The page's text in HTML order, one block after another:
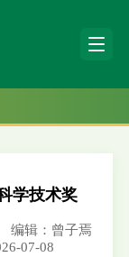
学技术奖
编辑：曾子焉
07-08